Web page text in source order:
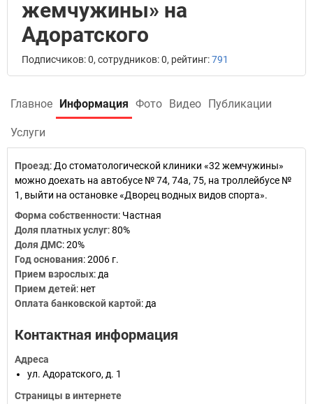
жемчужины» на
Адоратского
Подписчиков: 0, сотрудников: 0, рейтинг:791
Главное Информация Фото Видео Публикации
Услуги
Проезд: До стоматологической клиники «32 жемчужины»
можно доехать на автобусе № 74, 74а, 75, на троллейбусе №
1, выйти на остановке «Дворец водных видов спорта».
Форма собственности: Частная
Доля платных услуг:80%
Доля ДМС:20%
Год основания:2006 г.
Прием взрослых: да
Прием детей: нет
Оплата банковской картой: да
Контактная информация
Адреса
ул. Адоратского, д. 1
Страницы в интернете